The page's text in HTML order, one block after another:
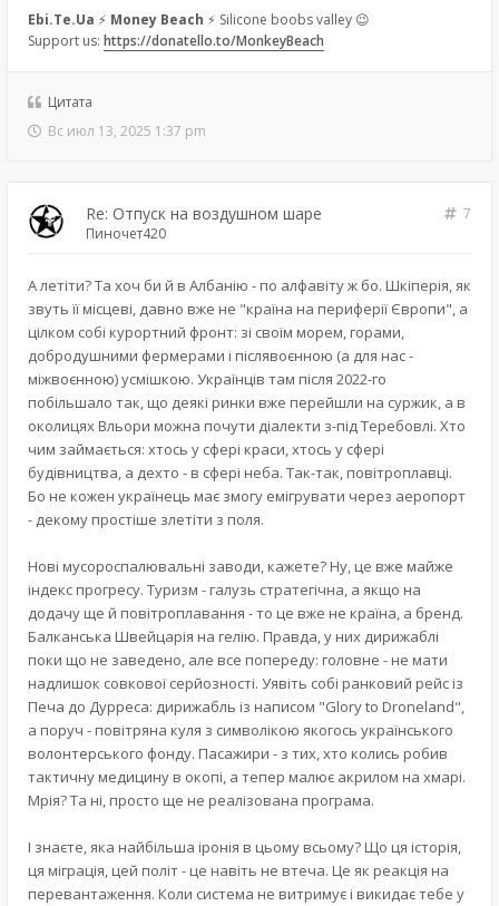
Ebi.Te.Ua ⚡ Money Beach ⚡ Silicone boobs valley 😉
Support us: https://donatello.to/MonkeyBeach
Цитата
Вс июл 13, 2025 1:37 pm
Re: Отпуск на воздушном шаре
7
Пиночет420
А летіти? Та хоч би й в Албанію - по алфавіту ж бо. Шкіперія, як
звуть її місцеві, давно вже не "країна на периферії Європи", а
цілком собі курортний фронт: зі своїм морем, горами,
добродушними фермерами і післявоєнною (а для нас -
міжвоєнною) усмішкою. Українців там після 2022-го
побільшало так, що деякі ринки вже перейшли на суржик, а в
околицях Вльори можна почути діалекти з-під Теребовлі. Хто
чим займається: хтось у сфері краси, хтось у сфері
будівництва, а дехто - в сфері неба. Так-так, повітроплавці.
Бо не кожен українець має змогу емігрувати через аеропорт
- декому простіше злетіти з поля.
Нові мусороспалювальні заводи, кажете? Ну, це вже майже
індекс прогресу. Туризм - галузь стратегічна, а якщо на
додачу ще й повітроплавання - то це вже не країна, а бренд.
Балканська Швейцарія на гелію. Правда, у них дирижаблі
поки що не заведено, але все попереду: головне - не мати
надлишок совкової серйозності. Уявіть собі ранковий рейс із
Печа до Дурреса: дирижабль із написом "Glory to Droneland",
а поруч - повітряна куля з символікою якогось українського
волонтерського фонду. Пасажири - з тих, хто колись робив
тактичну медицину в окопі, а тепер малює акрилом на хмарі.
Мрія? Та ні, просто ще не реалізована програма.
І знаєте, яка найбільша іронія в цьому всьому? Що ця історія,
ця міграція, цей політ - це навіть не втеча. Це як реакція на
перевантаження. Коли система не витримує і викидає тебе у